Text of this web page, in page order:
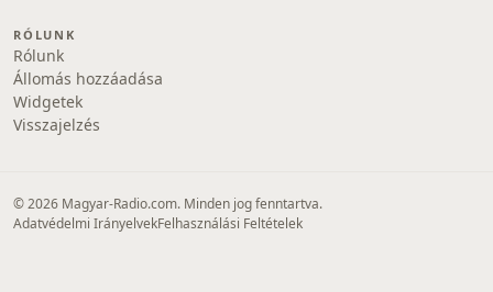
RÓLUNK
Rólunk
Állomás hozzáadása
Widgetek
Visszajelzés
© 2026 Magyar-Radio.com. Minden jog fenntartva.
Adatvédelmi IrányelvekFelhasználási Feltételek